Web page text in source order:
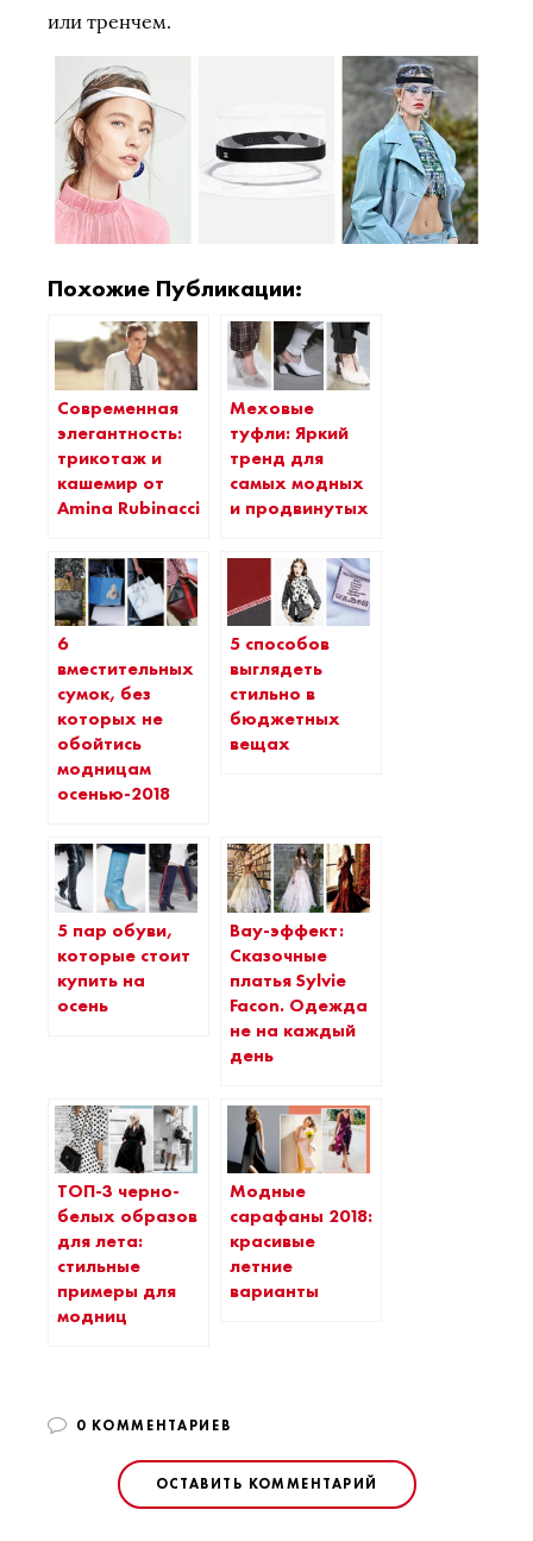
или тренчем.
Похожие Публикации:
Современная
элегантность:
трикотаж и
кашемир от
Amina Rubinacci
Меховые
туфли: Яркий
тренд для
самых модных
и продвинутых
6
вместительных
сумок, без
которых не
обойтись
модницам
осенью-2018
5 способов
выглядеть
стильно в
бюджетных
вещах
5 пар обуви,
которые стоит
купить на
осень
Вау-эффект:
Сказочные
платья Sylvie
Facon. Одежда
не на каждый
день
ТОП-3 черно-
белых образов
для лета:
стильные
примеры для
модниц
Модные
сарафаны 2018:
красивые
летние
варианты
0 КОММЕНТАРИЕВ
ОСТАВИТЬ КОММЕНТАРИЙ